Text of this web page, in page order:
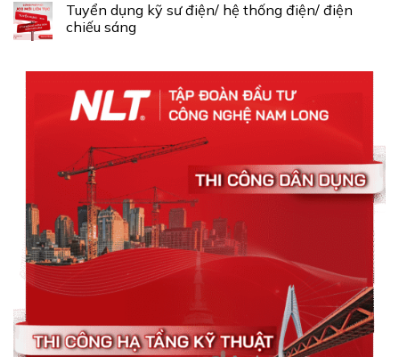
Tuyển dụng kỹ sư điện/ hệ thống điện/ điện
chiếu sáng